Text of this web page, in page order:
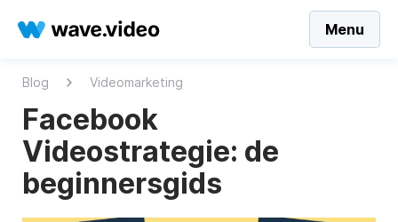
Menu
Blog Videomarketing
Facebook
Videostrategie: de
beginnersgids